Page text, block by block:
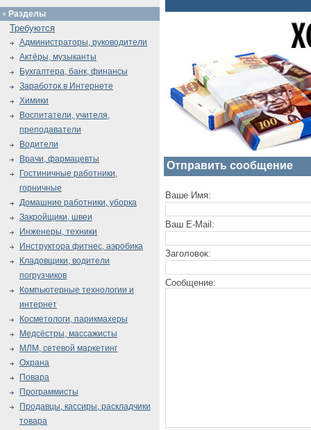
Отправить сообщение
Ваше Имя:
Ваш E-Mail:
Заголовок:
Сообщение:
Разделы
Требуются
Администраторы, руководители
Актёры, музыканты
Бухгалтера, банк, финансы
Заработок в Интернете
Химики
Воспитатели, учителя,
преподаватели
Водители
Врачи, фармацевты
Гостиничные работники,
горничные
Домашние работники, уборка
Закройщики, швеи
Инженеры, техники
Инструктора фитнес, аэробика
Кладовщики, водители
погрузчиков
Компьютерные технологии и
интернет
Косметологи, парикмахеры
Медсёстры, массажисты
МЛМ, сетевой маркетинг
Охрана
Повара
Программисты
Продавцы, кассиры, раскладчики
товара